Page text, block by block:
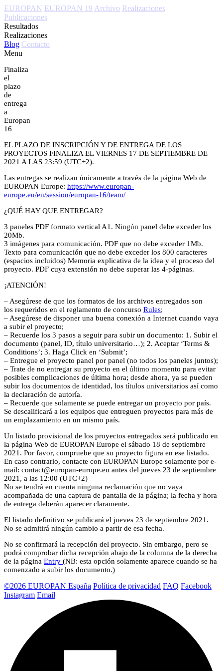
EUROPAN EUROPAN 19 Archivo Realizaciones
Publicaciones
Resultados
Realizaciones
Blog Contacto
Menu
Finaliza
el
plazo
de
entrega
a
Europan
16
EL PLAZO DE INSCRIPCIÓN Y DE ENTREGA DE LOS
PROYECTOS FINALIZA EL VIERNES 17 DE SEPTIEMBRE DE
2021 A LAS 23:59 (UTC+2).
Las entregas se realizan únicamente a través de la página Web de
EUROPAN Europe: https://www.europan-
europe.eu/en/session/europan-16/team/
¿QUÉ HAY QUE ENTREGAR?
3 paneles PDF formato vertical A1. Ningún panel debe exceder los
20Mb.
3 imágenes para comunicación. PDF que no debe exceder 1Mb.
Texto para comunicación que no debe exceder los 800 caracteres
(espacios incluidos) Memoria explicativa de la idea y el proceso del
proyecto. PDF cuya extensión no debe superar las 4-páginas.
¡ATENCIÓN!
– Asegúrese de que los formatos de los archivos entregados son
los requeridos en el reglamento de concurso Rules;
– Asegúrese de disponer una buena conexión a Internet cuando vaya
a subir el proyecto;
– Recuerde los 3 pasos a seguir para subir un documento: 1. Subir el
documento (panel, ID, título universitario…); 2. Aceptar ‘Terms &
Conditions’; 3. Haga Click en ‘Submit’;
– Entregue el proyecto panel por panel (no todos los paneles juntos);
– Trate de no entregar su proyecto en el último momento para evitar
posibles complicaciones de última hora; desde ahora, ya se pueden
subir los documentos de identidad, los títulos universitarios así como
la declaración de autoría.
– Recuerde que solamente se puede entregar un proyecto por país.
Se descalificará a los equipos que entreguen proyectos para más de
un emplazamiento en un mismo país.
Un listado provisional de los proyectos entregados será publicado en
la página Web de EUROPAN Europe el sábado 18 de septiembre
2021. Por favor, compruebe que su proyecto figura en ese listado.
En caso contrario, contacte con EUROPAN Europe solamente por e-
mail: contact@europan-europe.eu antes del jueves 23 de septiembre
2021, a las 12:00 (UTC+2)
No se tendrá en cuenta ninguna reclamación que no vaya
acompañada de una captura de pantalla de la página; la fecha y hora
de entrega deberán aparecer claramente.
El listado definitivo se publicará el jueves 23 de septiembre 2021.
No se admitirá ningún cambio a partir de esa fecha.
No se confirmará la recepción del proyecto. Sin embargo, pero se
podrá comprobar dicha recepción abajo de la columna de la derecha
de la página Entry (NB: esta opción solamente aparece cuando se ha
comenzado a subir los documento.)
©2026 EUROPAN España Política de privacidad FAQ Facebook
Instagram Email